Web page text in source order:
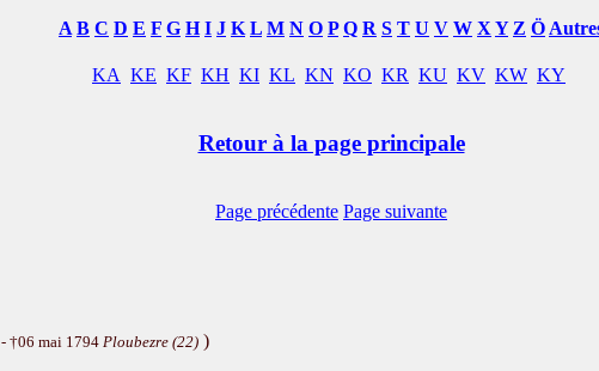
A B C D E F G H I J K L M N O P Q R S T U V W X Y Z Ö
KA KE KF KH KI KL KN KO KR KU KV KW KY
Retour à la page principale
Page précédente Page suivante
- †06 mai 1794 Ploubezre (22) )